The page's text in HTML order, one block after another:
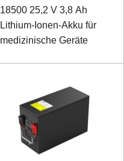
18500 25,2 V 3,8 Ah
Lithium-Ionen-Akku für
medizinische Geräte